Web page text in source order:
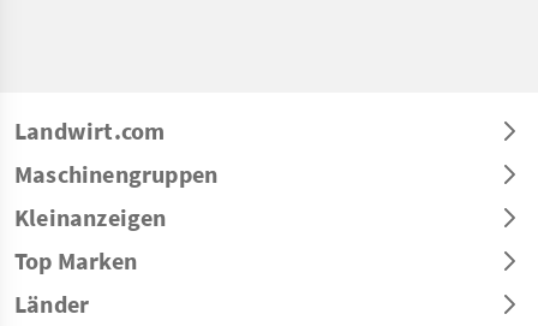
Landwirt.com
Maschinengruppen
Kleinanzeigen
Top Marken
Länder